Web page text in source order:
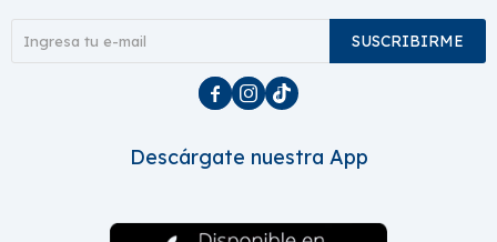
SUSCRIBIRME
  
Descárgate nuestra App